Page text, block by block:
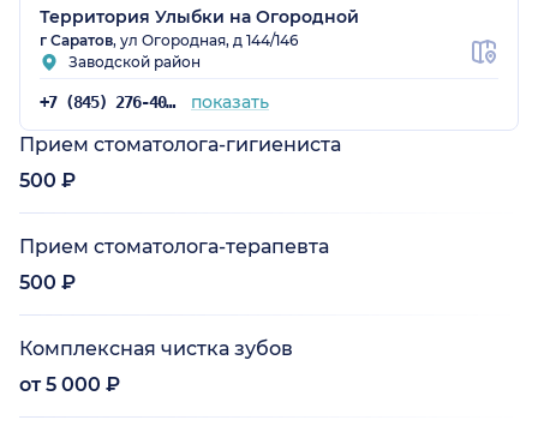
Территория Улыбки на Огородной
г Саратов, ул Огородная, д 144/146
Заводской район
+7 (845) 276-40-00 показать
Прием стоматолога-гигиениста
500 ₽
Прием стоматолога-терапевта
500 ₽
Комплексная чистка зубов
от 5 000 ₽